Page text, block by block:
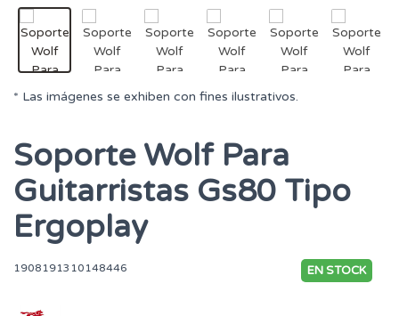
* Las imágenes se exhiben con fines ilustrativos.
Soporte Wolf Para
Guitarristas Gs80 Tipo
Ergoplay
1908191310148446 EN STOCK